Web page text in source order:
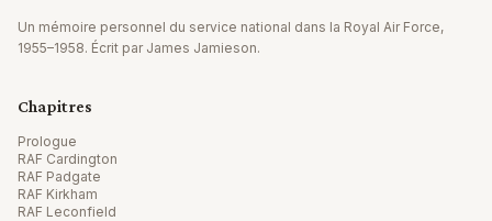
Un mémoire personnel du service national dans la Royal Air Force,
1955–1958. Écrit par James Jamieson.
Chapitres
Prologue
RAF Cardington
RAF Padgate
RAF Kirkham
RAF Leconfield